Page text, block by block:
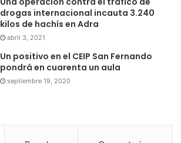
drogas internacional incauta 3.240
kilos de hachís en Adra
abril 3, 2021
Un positivo en el CEIP San Fernando
pondrá en cuarenta un aula
septiembre 19, 2020